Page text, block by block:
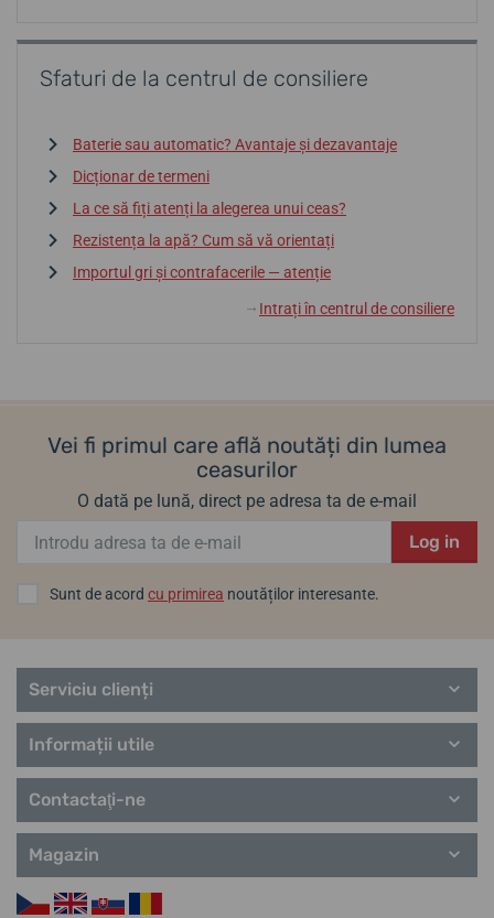
Sfaturi de la centrul de consiliere
Baterie sau automatic? Avantaje și dezavantaje
Dicționar de termeni
La ce să fiți atenți la alegerea unui ceas?
Rezistența la apă? Cum să vă orientați
Importul gri și contrafacerile — atenție
↓ Intrați în centrul de consiliere
Vei fi primul care află noutăți din lumea
ceasurilor
O dată pe lună, direct pe adresa ta de e-mail
Log in
Sunt de acord cu primirea noutăților interesante.
Serviciu clienți
Informații utile
Contactaţi-ne
Magazin